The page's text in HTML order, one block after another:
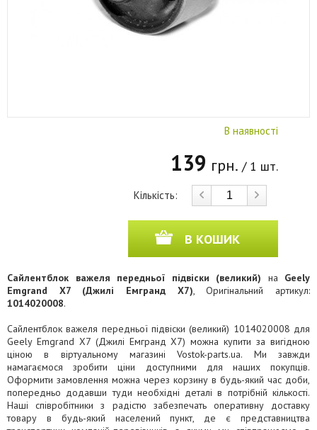
В наявності
139 грн. / 1 шт.
Кількість:
В КОШИК
Сайлентблок важеля передньої підвіски (великий) на Geely
Emgrand X7 (Джилі Емгранд X7), Оригінальний артикул:
1014020008.
Сайлентблок важеля передньої підвіски (великий) 1014020008 для
Geely Emgrand X7 (Джилі Емгранд X7) можна купити за вигідною
ціною в віртуальному магазині Vostok-parts.ua. Ми завжди
намагаємося зробити ціни доступними для наших покупців.
Оформити замовлення можна через корзину в будь-який час доби,
попередньо додавши туди необхідні деталі в потрібній кількості.
Наші співробітники з радістю забезпечать оперативну доставку
товару в будь-який населений пункт, де є представництва